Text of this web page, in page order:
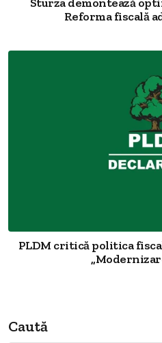
Reforma fiscală
PLDM critică politica
Caută